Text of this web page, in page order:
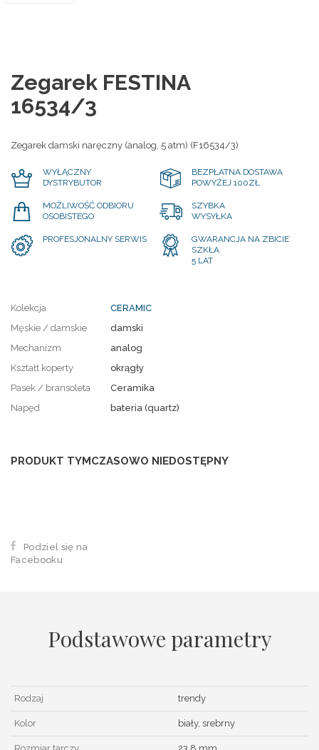
Zegarek FESTINA
16534/3
Zegarek damski naręczny (analog, 5 atm) (F16534/3)
WYŁĄCZNY
DYSTRYBUTOR
BEZPŁATNA DOSTAWA
POWYŻEJ 100ZŁ
MOŻLIWOŚĆ ODBIORU
OSOBISTEGO
SZYBKA
WYSYŁKA
PROFESJONALNY SERWIS
GWARANCJA NA ZBICIE
SZKŁA
5 LAT
Kolekcja
CERAMIC
Męskie / damskie
damski
Mechanizm
analog
Kształt koperty
okrągły
Pasek / bransoleta
Ceramika
Napęd
bateria (quartz)
PRODUKT TYMCZASOWO NIEDOSTĘPNY
Podziel się na
Facebooku
Podstawowe parametry
Rodzaj trendy
Kolor biały, srebrny